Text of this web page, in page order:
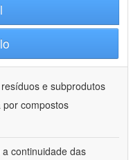
e subprodutos
compostos
continuidade das